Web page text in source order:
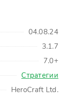
04.08.24
3.1.7
7.0+
Стратегии
HeroCraft Ltd.